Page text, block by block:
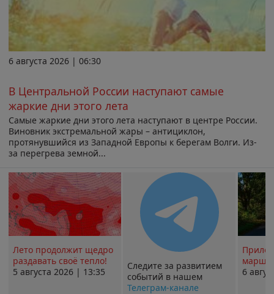
6 августа 2026 | 06:30
В Центральной России наступают самые
жаркие дни этого лета
Самые жаркие дни этого лета наступают в центре России.
Виновник экстремальной жары – антициклон,
протянувшийся из Западной Европы к берегам Волги. Из-
за перегрева земной...
Лето продолжит щедро
раздавать своё тепло!
5 августа 2026 | 13:35
Следите за развитием
событий в нашем
Телеграм-канале
6